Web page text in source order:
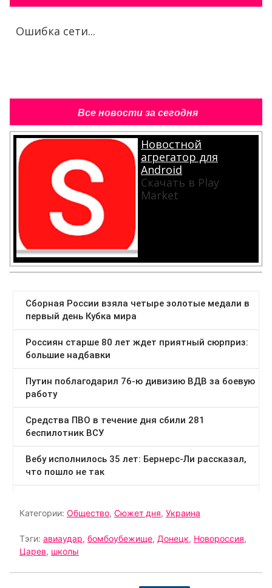
Ошибка сети...
Все новости за сегодня
Новостной
агрегатор для
Android
Скачать в Play
Market
Категории: Общество, Сюжет дня, Украина
Тэги: авиаудар, бомбоубежище, Донецк, Новороссия,
Царев, школы